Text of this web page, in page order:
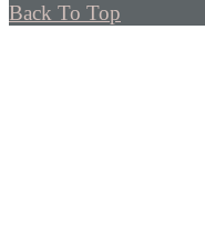
Back To Top